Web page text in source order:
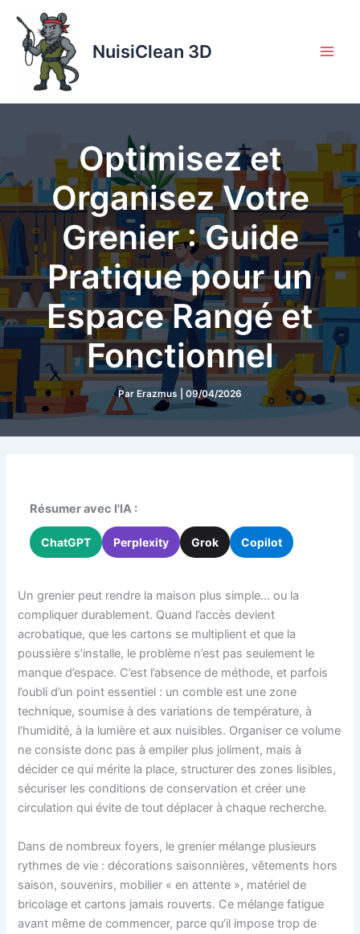
contenu
NuisiClean 3D
Optimisez et
Organisez Votre
Grenier : Guide
Pratique pour un
Espace Rangé et
Fonctionnel
Par Erazmus 09/04/2026
Résumer avec l'IA :
ChatGPT Perplexity Grok Copilot
Un grenier peut rendre la maison plus simple… ou la
compliquer durablement. Quand l’accès devient
acrobatique, que les cartons se multiplient et que la
poussière s’installe, le problème n’est pas seulement le
manque d’espace. C’est l’absence de méthode, et parfois
l’oubli d’un point essentiel : un comble est une zone
technique, soumise à des variations de température, à
l’humidité, à la lumière et aux nuisibles. Organiser ce volume
ne consiste donc pas à empiler plus joliment, mais à
décider ce qui mérite la place, structurer des zones lisibles,
sécuriser les conditions de conservation et créer une
circulation qui évite de tout déplacer à chaque recherche.
Dans de nombreux foyers, le grenier mélange plusieurs
rythmes de vie : décorations saisonnières, vêtements hors
saison, souvenirs, mobilier « en attente », matériel de
bricolage et cartons jamais rouverts. Ce mélange fatigue
avant même de commencer, parce qu’il impose trop de